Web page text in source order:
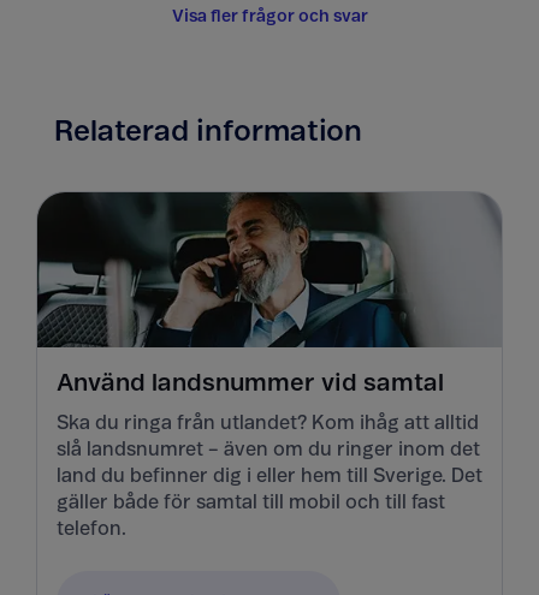
Visa fler frågor och svar
Relaterad information
Använd landsnummer vid samtal
Ska du ringa från utlandet? Kom ihåg att alltid
slå landsnumret – även om du ringer inom det
land du befinner dig i eller hem till Sverige. Det
gäller både för samtal till mobil och till fast
telefon.